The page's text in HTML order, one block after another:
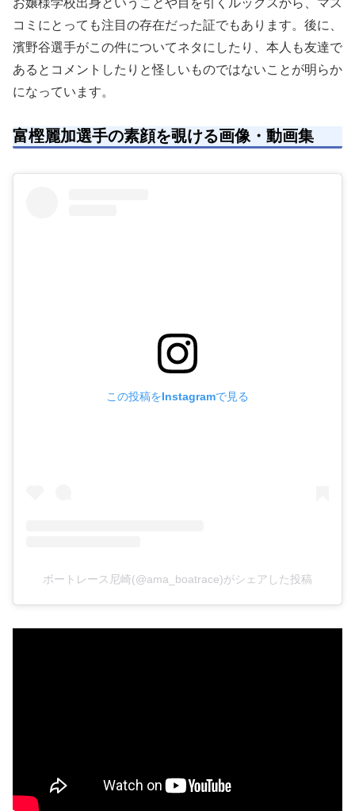
コミにとっても注目の存在だった証でもあります。後に、
濱野谷選手がこの件についてネタにしたり、本人も友達で
あるとコメントしたりと怪しいものではないことが明らか
になっています。
富樫麗加選手の素顔を覗ける画像・動画集
この投稿をInstagramで見る
ボートレース尼崎(@ama_boatrace)がシェアした投稿